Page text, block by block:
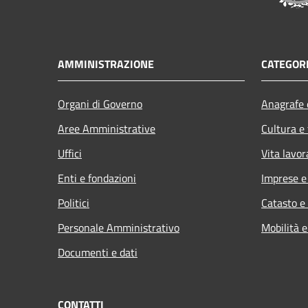
AMMINISTRAZIONE
Organi di Governo
Aree Amministrative
Uffici
Enti e fondazioni
Politici
Personale Amministrativo
Documenti e dati
Cultura
Vita
Imprese
Catasto
Mobilità
CONTATTI